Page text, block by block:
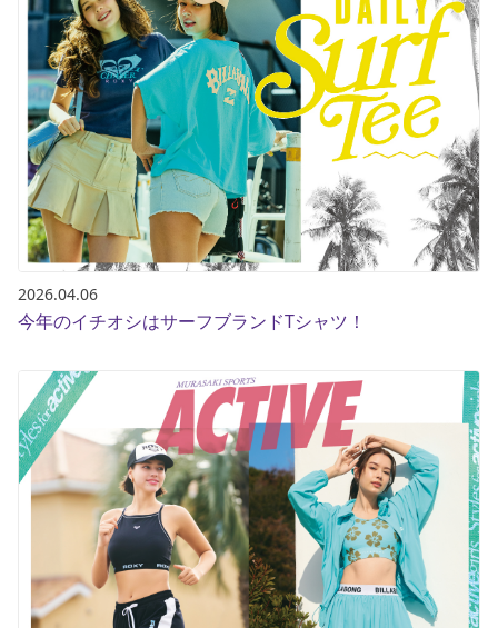
2026.04.06
今年のイチオシはサーフブランドTシャツ！